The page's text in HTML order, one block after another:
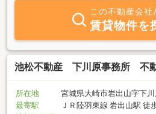
いたします。当社には大手ハウスメー
の建築会社が登録しており、「設計コ
選びいただけます。設計コンペとはお
数の建築会社がプラン・見積りを作成
くれるシステムです。建築会社が同じ
ってパンフレットや展示場では計り知
能となります。住宅資金のご相談、新
やリフォーム・外構など住まいづくり
この不動産会社
賃貸物件を
池松不動産 下川原事務所 不
所在地
宮城県大崎市岩出山字下川
最寄駅
ＪＲ陸羽東線 岩出山駅 徒